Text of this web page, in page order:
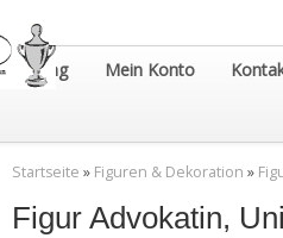
Gosling Mein Konto
Startseite » Figuren & Dekoration »
Figur Advokatin,